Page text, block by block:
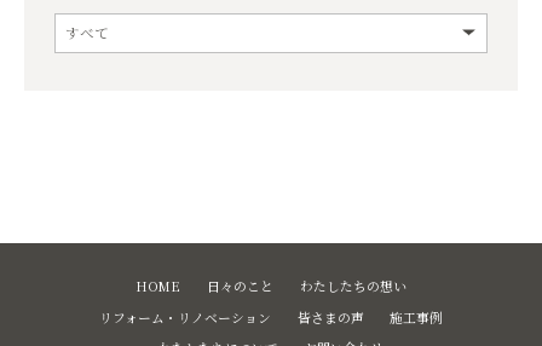
HOME 日々のこと
わたしたちの想い
リフォーム・リノベーション
皆さまの声
施工事例